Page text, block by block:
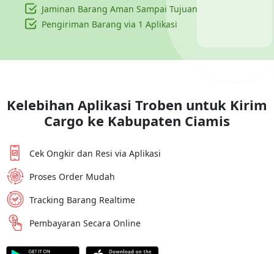
Jaminan Barang Aman Sampai Tujuan
Pengiriman Barang via 1 Aplikasi
Kelebihan Aplikasi Troben untuk Kirim
Cargo ke Kabupaten Ciamis
Cek Ongkir dan Resi via Aplikasi
Proses Order Mudah
Tracking Barang Realtime
Pembayaran Secara Online